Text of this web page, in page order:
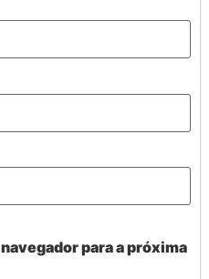
para a próxima